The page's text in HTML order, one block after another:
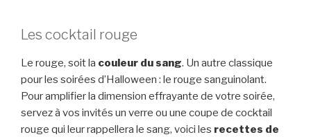
Les cocktail rouge
Le rouge, soit la couleur du sang. Un autre classique
pour les soirées d’Halloween : le rouge sanguinolant.
Pour amplifier la dimension effrayante de votre soirée,
servez à vos invités un verre ou une coupe de cocktail
rouge qui leur rappellera le sang, voici les recettes de